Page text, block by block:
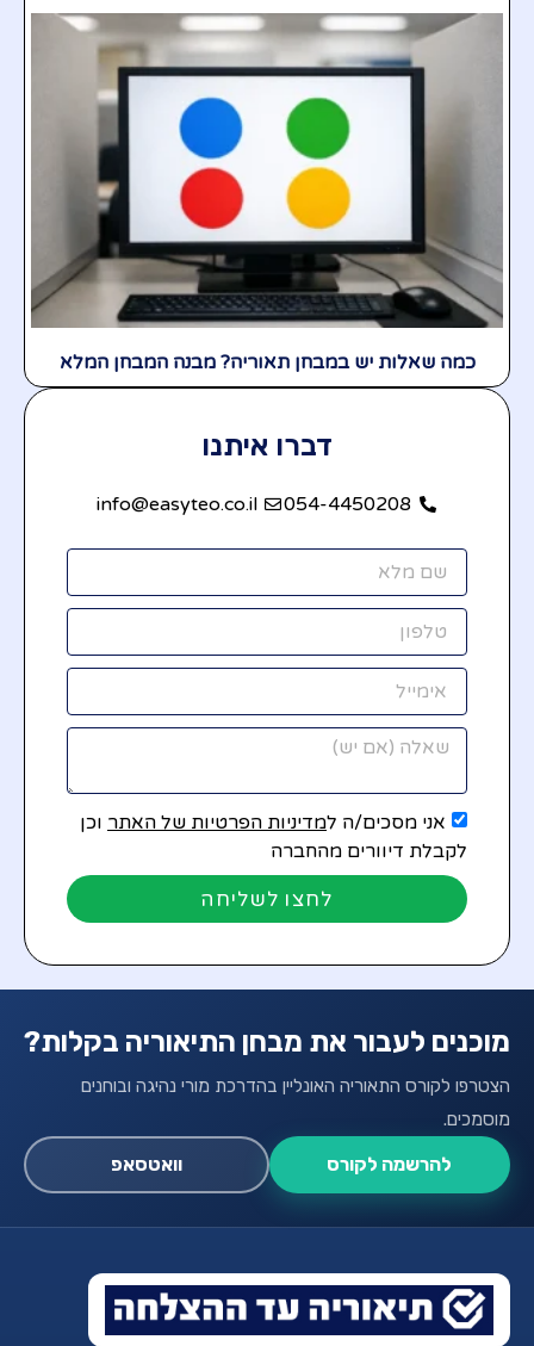
כמה שאלות יש במבחן תאוריה? מבנה המבחן המלא
דברו איתנו
054-4450208
info@easyteo.co.il
אני מסכים/ה למדיניות הפרטיות של האתר וכן
לקבלת דיוורים מהחברה
לחצו לשליחה
מוכנים לעבור את מבחן התיאוריה בקלות?
הצטרפו לקורס התאוריה האונליין בהדרכת מורי נהיגה ובוחנים
מוסמכים.
להרשמה לקורס
וואטסאפ